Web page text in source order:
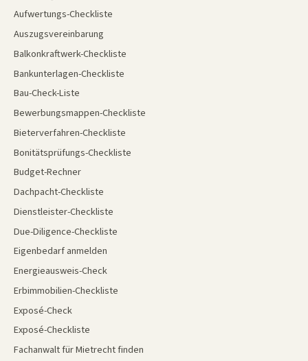
Aufwertungs-Checkliste
Auszugsvereinbarung
Balkonkraftwerk-Checkliste
Bankunterlagen-Checkliste
Bau-Check-Liste
Bewerbungsmappen-Checkliste
Bieterverfahren-Checkliste
Bonitätsprüfungs-Checkliste
Budget-Rechner
Dachpacht-Checkliste
Dienstleister-Checkliste
Due-Diligence-Checkliste
Eigenbedarf anmelden
Energieausweis-Check
Erbimmobilien-Checkliste
Exposé-Check
Exposé-Checkliste
Fachanwalt für Mietrecht finden